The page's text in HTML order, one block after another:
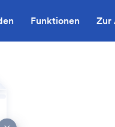
Funktionen Zur